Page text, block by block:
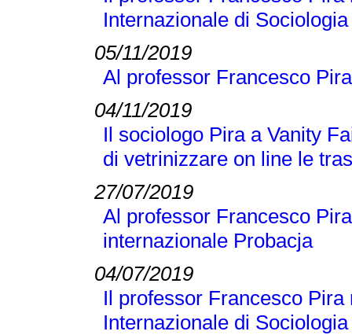
Internazionale di
05/11/2019
Al professor Francesco
04/11/2019
Il sociologo Pira a Vanity
di vetrinizzare on line le
27/07/2019
Al professor Francesco
internazionale Probacja
04/07/2019
Il professor Francesco
Internazionale di